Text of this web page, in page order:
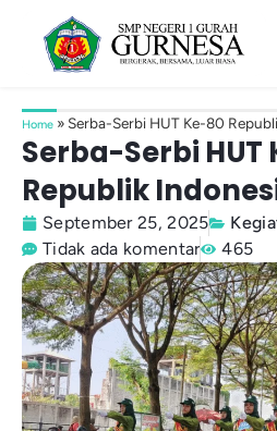
Home » Serba-Serbi HUT Ke-80
Serba-Serbi HUT
Republik
September 25, 2025
Tidak ada komentar
465